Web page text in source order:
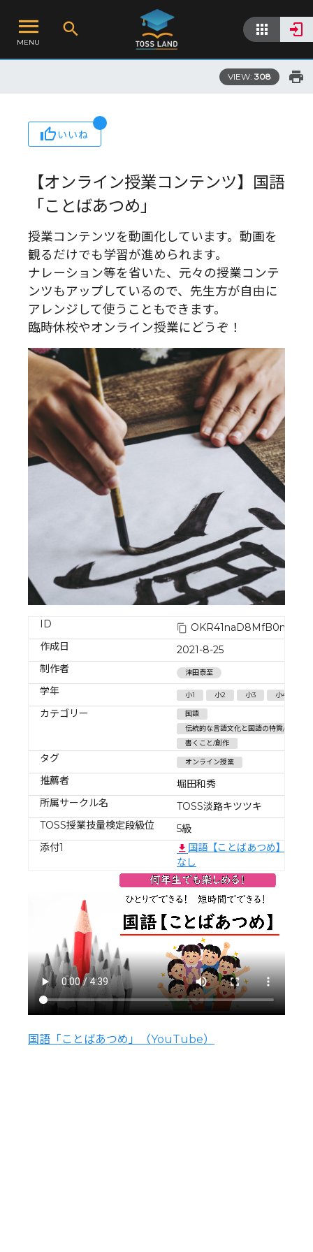
MENU
VIEW: 308
いいね
【オンライン授業コンテンツ】国語
「ことばあつめ」
授業コンテンツを動画化しています。動画を
観るだけでも学習が進められます。
ナレーション等を省いた、元々の授業コンテ
ンツもアップしているので、先生方が自由に
アレンジして使うこともできます。
臨時休校やオンライン授業にどうぞ！
ID
作成日
2021-8-25
制作者
津田泰至
学年 小1 小2 小3 小4
カテゴリー
国語
伝統的な言語文化と国語の特質/言語の
書くこと/創作
タグ オンライン授業
推薦者
堀田和秀
所属サークル名
TOSS淡路キツツキ
TOSS授業技量検定段級位
5級
添付1
国語【ことばあつめ】 ナレ
なし
国語「ことばあつめ」（YouTube）